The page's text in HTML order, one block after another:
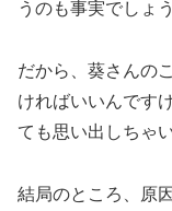
うのも事実でしょう
だから、葵さんの
ければいいんです
ても思い出しちゃ
結局のところ、原